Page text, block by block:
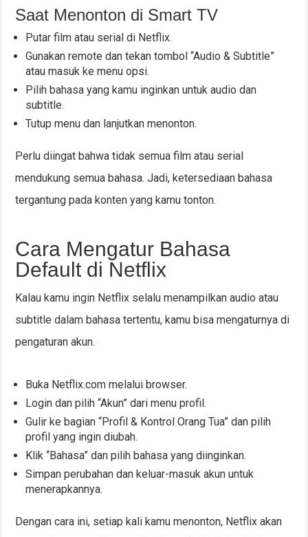
Saat Menonton di Smart TV
Putar film atau serial di Netflix.
Gunakan remote dan tekan tombol “Audio & Subtitle”
atau masuk ke menu opsi.
Pilih bahasa yang kamu inginkan untuk audio dan
subtitle.
Tutup menu dan lanjutkan menonton.
Perlu diingat bahwa tidak semua film atau serial
mendukung semua bahasa. Jadi, ketersediaan bahasa
tergantung pada konten yang kamu tonton.
Cara Mengatur Bahasa
Default di Netflix
Kalau kamu ingin Netflix selalu menampilkan audio atau
subtitle dalam bahasa tertentu, kamu bisa mengaturnya di
pengaturan akun.
Buka Netflix.com melalui browser.
Login dan pilih “Akun” dari menu profil.
Gulir ke bagian “Profil & Kontrol Orang Tua” dan pilih
profil yang ingin diubah.
Klik “Bahasa” dan pilih bahasa yang diinginkan.
Simpan perubahan dan keluar-masuk akun untuk
menerapkannya.
Dengan cara ini, setiap kali kamu menonton, Netflix akan